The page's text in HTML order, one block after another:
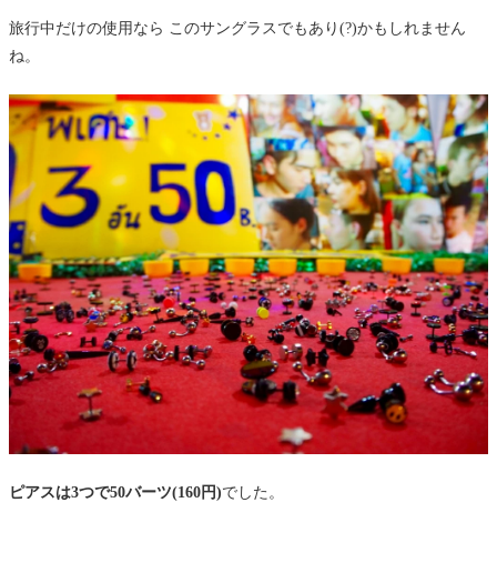
旅行中だけの使用なら このサングラスでもあり(?)かもしれません
ね。
ピアスは3つで50バーツ(160円)でした。